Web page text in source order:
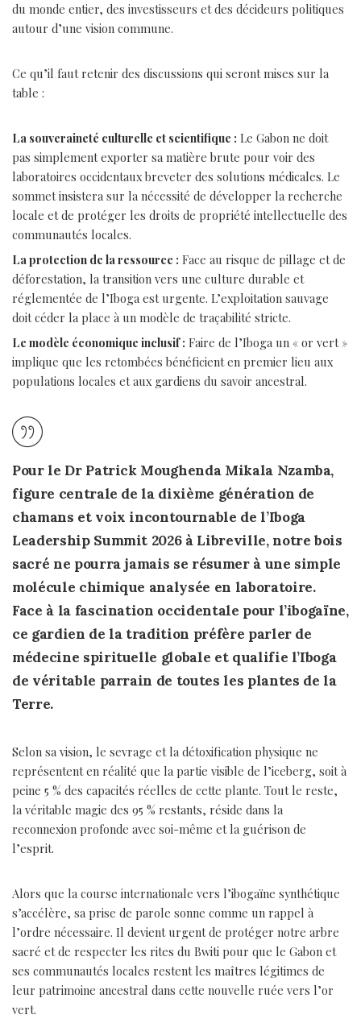
du monde entier, des investisseurs et des décideurs politiques
autour d’une vision commune.
Ce qu’il faut retenir des discussions qui seront mises sur la
table :
La souveraineté culturelle et scientifique : Le Gabon ne doit
pas simplement exporter sa matière brute pour voir des
laboratoires occidentaux breveter des solutions médicales. Le
sommet insistera sur la nécessité de développer la recherche
locale et de protéger les droits de propriété intellectuelle des
communautés locales.
La protection de la ressource : Face au risque de pillage et de
déforestation, la transition vers une culture durable et
réglementée de l’Iboga est urgente. L’exploitation sauvage
doit céder la place à un modèle de traçabilité stricte.
Le modèle économique inclusif : Faire de l’Iboga un « or vert »
implique que les retombées bénéficient en premier lieu aux
populations locales et aux gardiens du savoir ancestral.
Pour le Dr Patrick Moughenda Mikala Nzamba,
figure centrale de la dixième génération de
chamans et voix incontournable de l’Iboga
Leadership Summit 2026 à Libreville, notre bois
sacré ne pourra jamais se résumer à une simple
molécule chimique analysée en laboratoire.
Face à la fascination occidentale pour l’ibogaïne,
ce gardien de la tradition préfère parler de
médecine spirituelle globale et qualifie l’Iboga
de véritable parrain de toutes les plantes de la
Terre.
Selon sa vision, le sevrage et la détoxification physique ne
représentent en réalité que la partie visible de l’iceberg, soit à
peine 5 % des capacités réelles de cette plante. Tout le reste,
la véritable magie des 95 % restants, réside dans la
reconnexion profonde avec soi-même et la guérison de
l’esprit.
Alors que la course internationale vers l’ibogaïne synthétique
s’accélère, sa prise de parole sonne comme un rappel à
l’ordre nécessaire. Il devient urgent de protéger notre arbre
sacré et de respecter les rites du Bwiti pour que le Gabon et
ses communautés locales restent les maîtres légitimes de
leur patrimoine ancestral dans cette nouvelle ruée vers l’or
vert.